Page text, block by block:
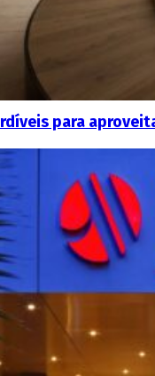
para